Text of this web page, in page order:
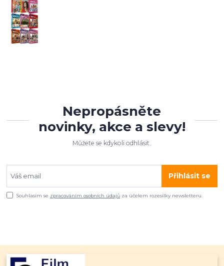
Nepropásněte
novinky, akce a slevy!
Můžete se kdykoli odhlásit.
Přihlásit se
Souhlasím se zpracováním osobních údajů za účelem rozesílky newsletteru.